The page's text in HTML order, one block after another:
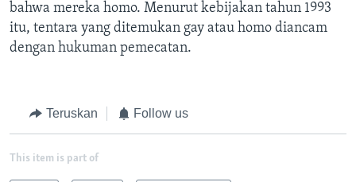
bahwa mereka homo. Menurut kebijakan tahun 1993
itu, tentara yang ditemukan gay atau homo diancam
dengan hukuman pemecatan.
Teruskan Follow us
This item is part of